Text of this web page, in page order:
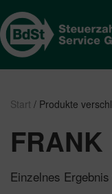
Start / Produkte
FRANK
Einzelnes